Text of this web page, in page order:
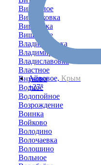
Айвовое, Крым
+27°
Вишенное
Вишняковка
Вишнёвка
Вишнёвое
Владимировка
Владимирово
Владиславовка
Властное
Внуково
Водное
Водопойное
Возрождение
Воинка
Войково
Володино
Волочаевка
Волошино
Вольное